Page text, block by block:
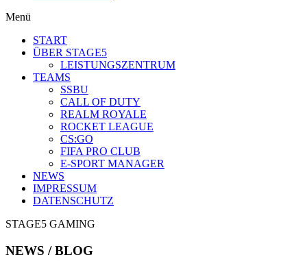
Menü
START
ÜBER STAGE5
LEISTUNGSZENTRUM
TEAMS
SSBU
CALL OF DUTY
REALM ROYALE
ROCKET LEAGUE
CS:GO
FIFA PRO CLUB
E-SPORT MANAGER
NEWS
IMPRESSUM
DATENSCHUTZ
STAGE5 GAMING
NEWS / BLOG